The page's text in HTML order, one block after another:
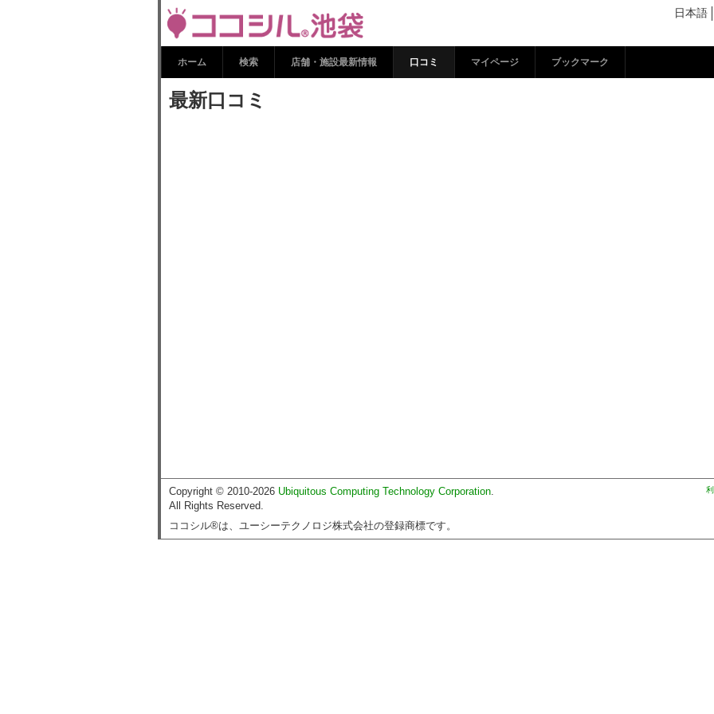
日本語
最新口コミ | ココシル池袋
ホーム 検索 店舗・施設最新情報 口コミ マイページ ブックマーク
最新口コミ
Copyright © 2010-2026 Ubiquitous Computing Technology Corporation.
All Rights Reserved.
ココシル®は、ユーシーテクノロジ株式会社の登録商標です。